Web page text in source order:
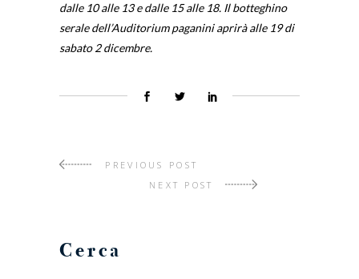
dalle 10 alle 13 e dalle 15 alle 18. Il botteghino
serale dell’Auditorium paganini aprirà alle 19 di
sabato 2 dicembre.
PREVIOUS POST
NEXT POST
Cerca